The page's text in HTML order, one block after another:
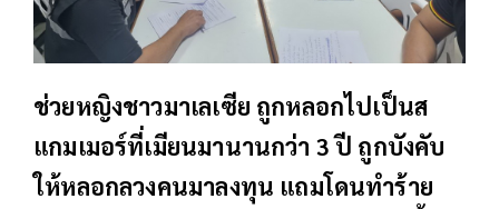
ช่วยหญิงชาวมาเลเซีย ถูกหลอกไปเป็นส
แกมเมอร์ที่เมียนมานานกว่า 3 ปี ถูกบังคับ
ให้หลอกลวงคนมาลงทุน แถมโดนทำร้าย